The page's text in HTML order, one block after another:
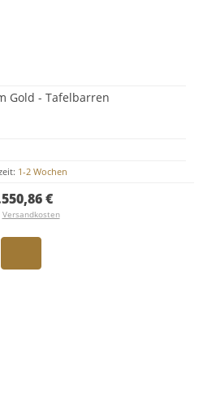
Gold - Tafelbarren
1-2 Wochen
€
Versandkosten